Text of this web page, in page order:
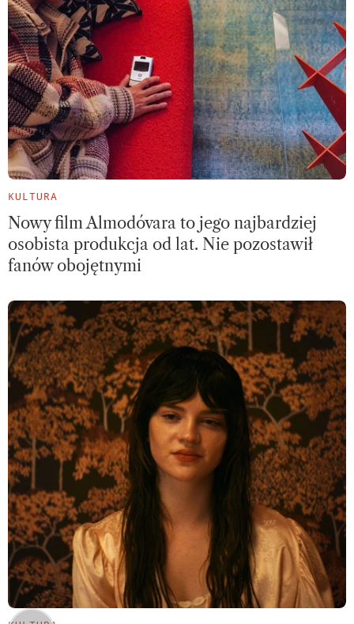
KULTURA
Nowy film Almodóvara to jego najbardziej
osobista produkcja od lat. Nie pozostawił
fanów obojętnymi